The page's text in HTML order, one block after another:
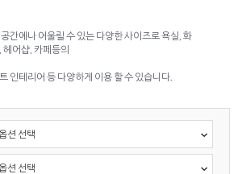
간에나 어울릴 수 있는 다양한 사이즈로 욕실, 화
헤어샵, 카페등의
인테리어 등 다양하게 이용 할 수 있습니다.